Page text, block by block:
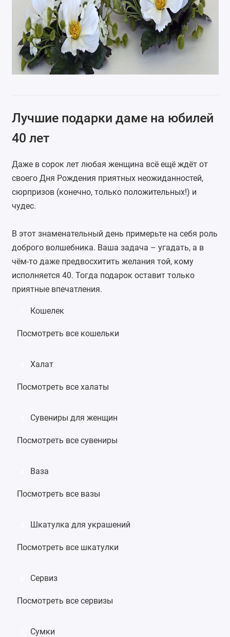
Лучшие подарки даме на юбилей
40 лет
Даже в сорок лет любая женщина всё ещё ждёт от
своего Дня Рождения приятных неожиданностей,
сюрпризов (конечно, только положительных!) и
чудес.
В этот знаменательный день примерьте на себя роль
доброго волшебника. Ваша задача – угадать, а в
чём-то даже предвосхитить желания той, кому
исполняется 40. Тогда подарок оставит только
приятные впечатления.
Кошелек
Посмотреть все кошельки
Халат
Посмотреть все халаты
Сувениры для женщин
Посмотреть все сувениры
Ваза
Посмотреть все вазы
Шкатулка для украшений
Посмотреть все шкатулки
Сервиз
Посмотреть все сервизы
Сумки